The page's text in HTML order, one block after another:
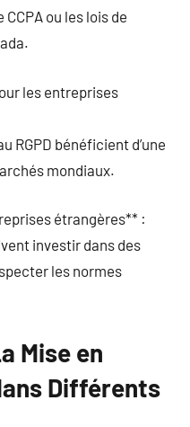
ou les lois de
les entreprises
RGPD bénéficient d’une
mondiaux.
étrangères** :
investir dans des
les normes
Mise en
Différents